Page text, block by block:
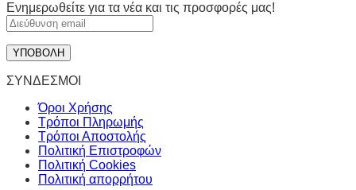
Ενημερωθείτε για τα νέα και τις προσφορές μας!
ΣΥΝΔΕΣΜΟΙ
Όροι Χρήσης
Τρόποι Πληρωμής
Τρόποι Αποστολής
Πολιτική Επιστροφών
Πολιτική Cookies
Πολιτική απορρήτου